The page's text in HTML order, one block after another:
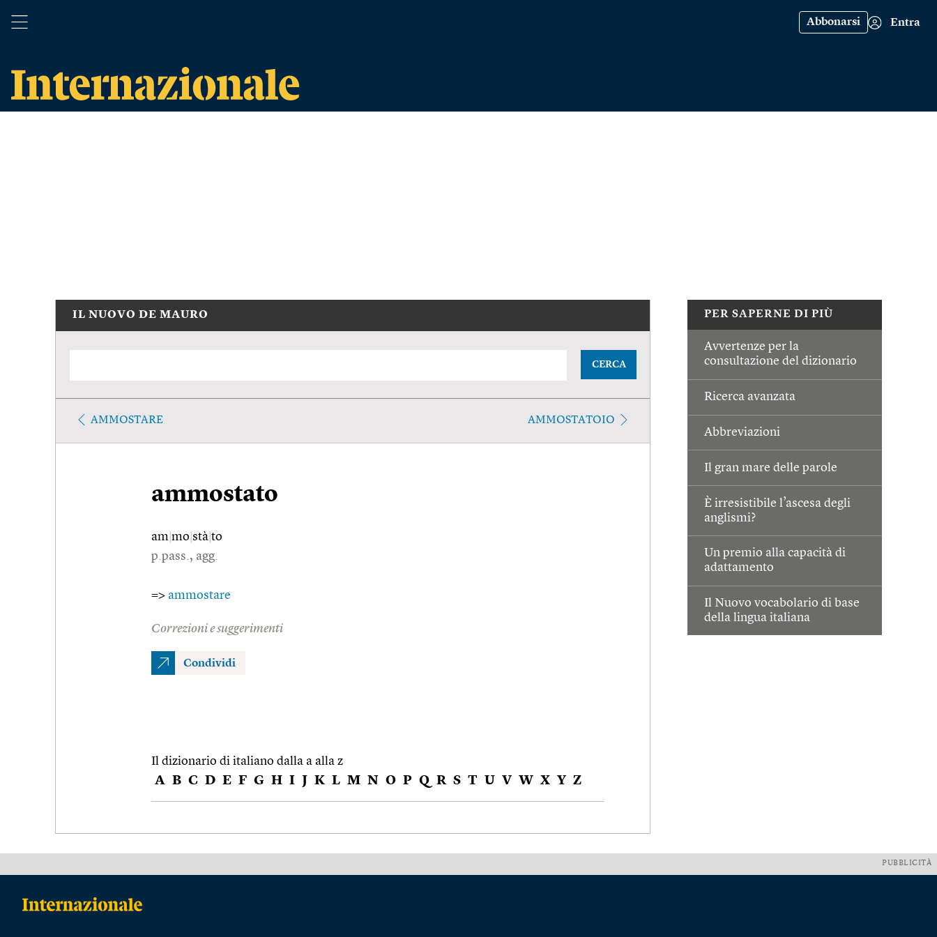
Abbonarsi Entra
PER SAPERNE DI PIÙ
Avvertenze per la
consultazione del dizionario
Ricerca avanzata
Abbreviazioni
Il gran mare delle parole
È irresistibile l’ascesa degli
anglismi?
Un premio alla capacità di
adattamento
Il Nuovo vocabolario di base
della lingua italiana
IL NUOVO DE MAURO
CERCA
AMMOSTARE AMMOSTATOIO
ammostato
am mo stà to
p.pass., agg.
=> ammostare
Correzioni e suggerimenti
Condividi
Il dizionario di italiano dalla a alla z
A B C D E F G H I J K L M N O P Q R S T U V W X Y Z
PUBBLICITÀ